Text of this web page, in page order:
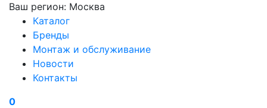
Ваш регион: Москва
Каталог
Бренды
Монтаж и обслуживание
Новости
Контакты
0